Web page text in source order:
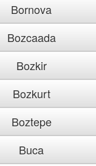
Bornova
Bozcaada
Bozkir
Bozkurt
Boztepe
Buca